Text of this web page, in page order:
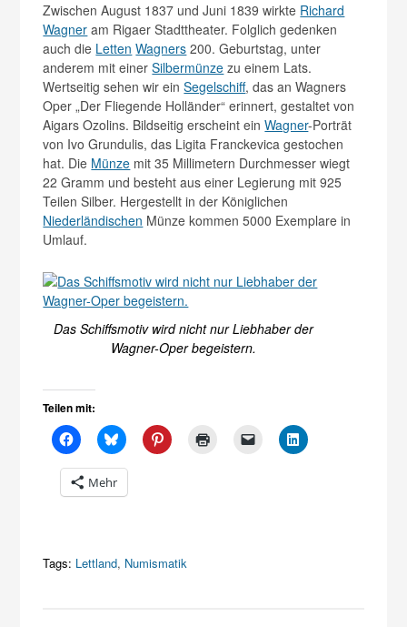
Zwischen August 1837 und Juni 1839 wirkte Richard
Wagner am Rigaer Stadttheater. Folglich gedenken
auch die Letten Wagners 200. Geburtstag, unter
anderem mit einerSilbermünze zu einem Lats.
Wertseitig sehen wir einSegelschiff, das an Wagners
Oper „Der Fliegende Holländer“ erinnert, gestaltet von
Aigars Ozolins. Bildseitig erscheint einWagner-Porträt
von Ivo Grundulis, das Ligita Franckevica gestochen
hat. Die Münze mit 35 Millimetern Durchmesser wiegt
22 Gramm und besteht aus einer Legierung mit 925
Teilen Silber. Hergestellt in der Königlichen
Niederländischen Münze kommen 5000 Exemplare in
Umlauf.
Das Schiffsmotiv wird nicht nur Liebhaber der
Wagner-Oper begeistern.
Teilen mit:
Mehr
Tags: Lettland, Numismatik